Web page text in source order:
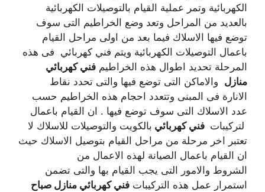
الكهربائية وتمر عملية القيام بالتوصيلات الكهربائية
بالعديد من المراحل وتعد وضع الخراطيم التى سوف
توضع فيها الاسلاك فيما بعد من اولى مراحل القيام
باعمال التوصيلات الكهربائية ويتم فني كهربائي فى هذه
المرحلة تحديد اطوال هذه الخراطيم فني كهربائي
منازل والاماكن التى توضع فيها والتى تحدد نقاط
الانارة فى المبنى وتتعدد احجام هذه الخراطيم حسب
عدد الاسلاك التى سوف توضع فيها . ان القيام باعمال
لتركيبات فني كهربائي بالكويت والتوصيلات للاسلاك لا
تعتبر اخر مرحلة من مراحل القيام بتوصيل الاسلاك حيث
ان القيام باعمال الصيانة لهذه الاعمال من
الشروط والامور التى يجب القيام بها والتى تضمن
استمرار عمل هذه التركيبات فني كهربائي منازل صباح